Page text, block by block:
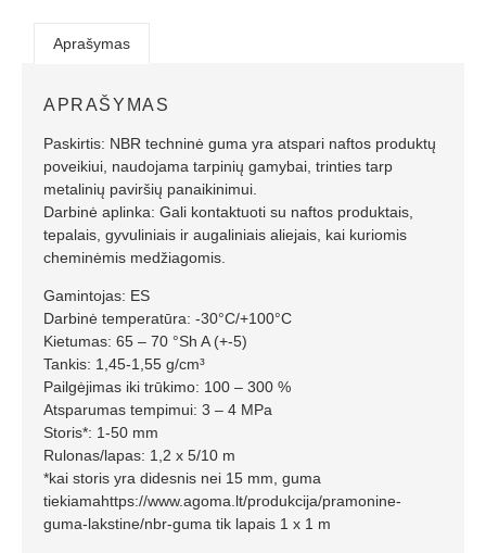
Aprašymas
APRAŠYMAS
Paskirtis: NBR techninė guma yra atspari naftos produktų
poveikiui, naudojama tarpinių gamybai, trinties tarp
metalinių paviršių panaikinimui.
Darbinė aplinka: Gali kontaktuoti su naftos produktais,
tepalais, gyvuliniais ir augaliniais aliejais, kai kuriomis
cheminėmis medžiagomis.
Gamintojas: ES
Darbinė temperatūra: -30°C/+100°C
Kietumas: 65 – 70 °Sh A (+-5)
Tankis: 1,45-1,55 g/cm³
Pailgėjimas iki trūkimo: 100 – 300 %
Atsparumas tempimui: 3 – 4 MPa
Storis*: 1-50 mm
Rulonas/lapas: 1,2 x 5/10 m
*kai storis yra didesnis nei 15 mm, guma
tiekiamahttps://www.agoma.lt/produkcija/pramonine-
guma-lakstine/nbr-guma tik lapais 1 x 1 m